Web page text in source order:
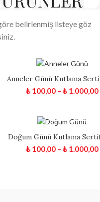
göre belirlenmiş listeye göz
Anneler Günü Kutlama
₺100,00– ₺1.000,00
Doğum Günü Kutlama
₺100,00– ₺1.000,00